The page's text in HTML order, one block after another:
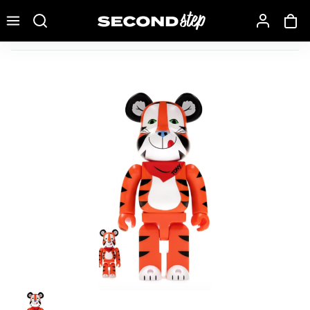
Bearbrick x Kellogg's Tony The Tiger Vintage Ver. 100% &